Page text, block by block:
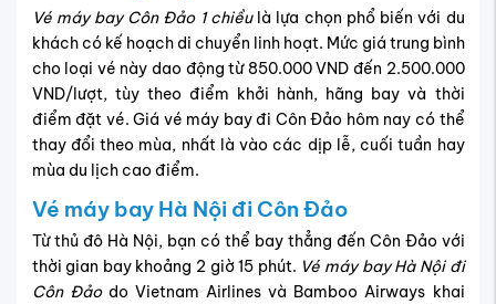
Vé máy bay Côn Đảo 1 chiềulà lựa chọn phổ biến với du
khách có kế hoạch di chuyển linh hoạt. Mức giá trung bình
cho loại vé này dao động từ 850.000 VND đến 2.500.000
VND/lượt, tùy theo điểm khởi hành, hãng bay và thời
điểm đặt vé. Giá vé máy bay đi Côn Đảo hôm nay có thể
thay đổi theo mùa, nhất là vào các dịp lễ, cuối tuần hay
mùa du lịch cao điểm.
Vé máy bay Hà Nội đi Côn Đảo
Từ thủ đô Hà Nội, bạn có thể bay thẳng đến Côn Đảo với
thời gian bay khoảng 2 giờ 15 phút. Vé máy bay Hà Nội đi
Côn Đảodo Vietnam Airlines và Bamboo Airways khai